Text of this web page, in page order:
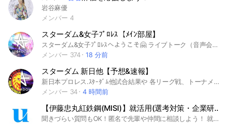
岩谷麻優
メンバー 4
スターダム&女子ﾌﾟﾛﾚｽ【ﾒｲﾝ部屋】
スターダム&女子ﾌﾟﾛﾚｽへようこそ🤗 ライブトーク（音声会話機能）開催中！ 女子プロレスの話し、男子プロレス、海外プロレス、格闘技の話しもOK その他プロレス以外の雑談OKです サブトークルームもありますので【メイン部屋】プラス好きな部屋に入ってください お気軽に参加ください（ROM専可） 部屋のルール及びLINEオプチャ規約は厳守ください スターダムファン 東京女子プロレスファン センダイガールズファン アイスリボンファン プロレスリングWAVEファン ワールドプロレスリングDIANAファン SEAdLINNNGファン PURE-Jファン Prominenceファン 我闘雲舞ファン YMZファン Hotシュシュファン 女子プロレスファンなら誰でもOKです♪ #マリーゴールド #MARIGOLD #WWE #AEW #ロッシー小川 #新日本プロレス #njpw #格闘技 #STARDOM #スターダム #プロレス #女子プロレス #STARS #岩谷麻優 ＃飯田沙耶 #羽南 #コグマ #葉月 #向後桃 #Queen'sQuest #AZM #林下詩美 #上谷沙弥 #妃南 #レディC #天咲光由 #大江戸隊 #刀羅ナツコ #鹿島沙希 #吏南 #琉悪夏 #フキゲンです #スターライト・キッド #渡辺桃 #Donna del Mondo #ジュリア 舞華 #ひめか #なつぽい #テクラ #桜井まい #COSMIC ANGELS 中野たむ #ウナギサヤカ #白川未奈 #月山和香 #GOD's Eye #朱里 #MIRAI #壮麗亜美 #女子プロレス #マーベラス #東京女子 #アイスリボン #WAVE #センダイガールズ #仙女 #noah #全日本プロレス #Pure-J #DDT 大日本プロレス #FREEDOMS #YMG #プロミネンス #我闘雲舞 #DIANA
メンバー 374
18 分前
スターダム 新日他【予想&速報】
新日本プロレス.ｽﾀｰﾀﾞﾑ他試合結果や 各リーグ戦、トーナメント（G1、5☆STAR、ニュージャパンカップ他）を予想するｵｰﾌﾟﾝﾁｬｯﾄです 新日、ｽﾀｰﾀﾞﾑ以外の予想もする予定ですのでお気軽に参加ください #女子プロレス #STARDOM #スターダム #マリーゴールド #MARIGOLD ＃ゴッデスリーグ ＃ゴッデス #5スター #IWGP女子 #トライアングルダービー 予想、速報専門部屋 ネタバレ注意です #女子プロレス 全般 特に スターダム好きな方集まれ！ お気軽にご参加ください #プロレス って最高ですって思ってる方 楽しくチャットしましょう！ #マリーゴールド #プロレス #女子プロレス #STARDOM #スターダム #プロレス #女子プロレス #STARS #岩谷麻優 ＃飯田沙耶 #羽南 #コグマ #葉月 #向後桃 #Queen'sQuest #AZM #林下詩美 #上谷沙弥 #妃南 #レディC #天咲光由 #大江戸隊 #刀羅ナツコ #鹿島沙希 #吏南 #琉悪夏 #フキゲンです #スターライト・キッド #渡辺桃 #Donna del Mondo #ジュリア 舞華 #ひめか #なつぽい #テクラ #桜井まい #COSMIC ANGELS 中野たむ #ウナギサヤカ #白川未奈 #月山和香 #GOD's Eye #朱里 #MIRAI #壮麗亜美 #女子プロレス #マーベラス #東京女子 #アイスリボン #WAVE #センダイガールズ #仙女 #新日本プロレス #大日本プロレス #全日本プロレス 東京女子 #WAVE #NOAH
メンバー 34
4 時間前
【伊藤忠丸紅鉄鋼(MISI)】就活用(選考対策・企業研究)グループ
聞きづらい質問もOK！匿名で先輩や仲間に相談しよう！ 就活サイトunistyleが運営する伊藤忠丸紅鉄鋼（MISI)の就活情報(選考対策/企業研究)共有グループです。 #就活 #伊藤忠丸紅鉄鋼（MISI) #専門商社業界 #インターンシップ #本選考 #unistyle #ユニスタイル #面接 #採用 #内定 #ES #エントリーシート #自己分析 #業界研究 #企業研究 #自己PR #ガクチカ #学生時代頑張ったこと #志何望動機 #webテスト #ウェブテスト #GD #グループディスカッション #グルディス #OB訪問 #企業選び #就活対策 #就活準備 #大手企業 #日系企業 ▼unistyleが運営する専門商社のオプチャグループ▼ メタルワン / 伊藤忠丸紅鉄鋼（MISI) / 阪和興業 / 日鉄物産 / 豊島 / 岩谷産業 / JFE商事 / 長瀬産業 / 兼松 / 岡谷鋼機 / 三菱食品 / 伊藤忠食品 / 山善 / 伊藤忠エネクス / 日本アクセス / PALTAC（パルタック） / 三井食品 / ユアサ商事 / 加藤産業 / マクニカ / あらた / 全日空商事 / 帝人フロンティア / 住友商事グローバルメタルズ / 蝶理 / UACJ(旧 古河スカイ) / 豊通マテリアル ▼伊藤忠丸紅鉄鋼（MISI)の企業研究はこちらから▼ https://x.gd/XdzsO